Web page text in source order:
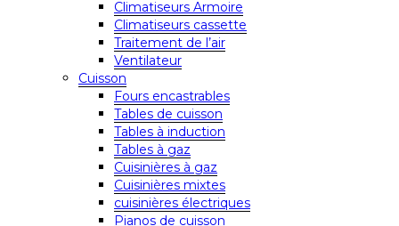
Climatiseurs Armoire
Climatiseurs cassette
Traitement de l’air
Ventilateur
Cuisson
Fours encastrables
Tables de cuisson
Tables à induction
Tables à gaz
Cuisinières à gaz
Cuisinières mixtes
cuisinières électriques
Pianos de cuisson